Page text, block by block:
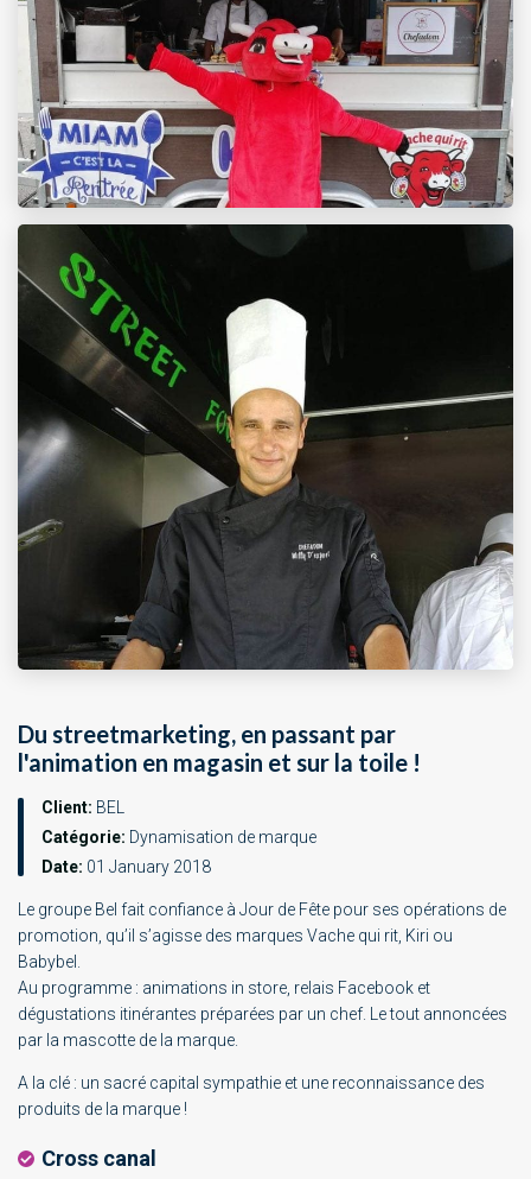
Du streetmarketing, en passant par
l'animation en magasin et sur la toile !
Client: BEL
Catégorie: Dynamisation de marque
Date: 01 January 2018
Le groupe Bel fait confiance à Jour de Fête pour ses opérations de
promotion, qu’il s’agisse des marques Vache qui rit, Kiri ou
Babybel.
Au programme : animations in store, relais Facebook et
dégustations itinérantes préparées par un chef. Le tout annoncées
par la mascotte de la marque.
A la clé : un sacré capital sympathie et une reconnaissance des
produits de la marque !
Cross canal